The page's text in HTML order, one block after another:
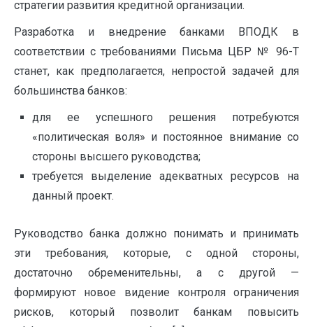
стратегии развития кредитной организации.
Разработка и внедрение банками ВПОДК в
соответствии с требованиями Письма ЦБР № 96-Т
станет, как предполагается, непростой задачей для
большинства банков:
для ее успешного решения потребуются
«политическая воля» и постоянное внимание со
стороны высшего руководства;
требуется выделение адекватных ресурсов на
данный проект.
Руководство банка должно понимать и принимать
эти требования, которые, с одной стороны,
достаточно обременительны, а с другой —
формируют новое видение контроля ограничения
рисков, который позволит банкам повысить